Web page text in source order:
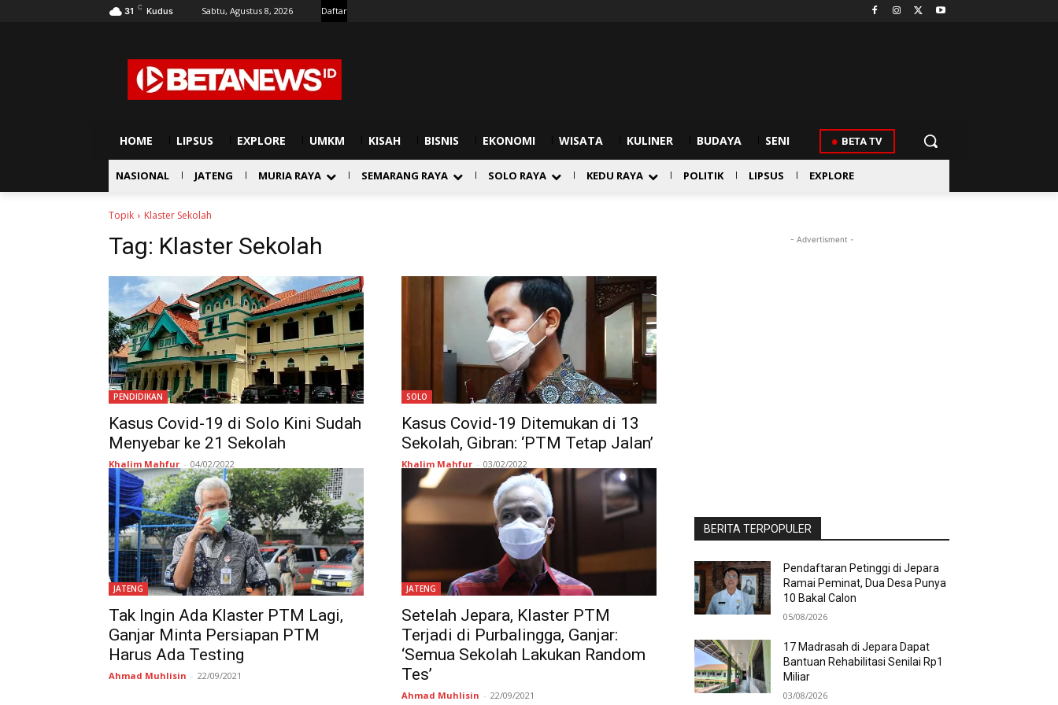
31 C Kudus Sabtu, Agustus 8, 2026 Daftar
HOME LIPSUS EXPLORE UMKM KISAH BISNIS EKONOMI WISATA KULINER BUDAYA SENI BETA TV
NASIONAL JATENG MURIA RAYA SEMARANG RAYA SOLO RAYA KEDU RAYA POLITIK LIPSUS EXPLORE
Topik Klaster Sekolah
Tag: Klaster Sekolah
PENDIDIKAN
Kasus Covid-19 di Solo Kini Sudah
Menyebar ke 21 Sekolah
Khalim Mahfur - 04/02/2022
SOLO
Kasus Covid-19 Ditemukan di 13
Sekolah, Gibran: ‘PTM Tetap Jalan’
Khalim Mahfur - 03/02/2022
JATENG
Tak Ingin Ada Klaster PTM Lagi,
Ganjar Minta Persiapan PTM
Harus Ada Testing
Ahmad Muhlisin - 22/09/2021
JATENG
Setelah Jepara, Klaster PTM
Terjadi di Purbalingga, Ganjar:
‘Semua Sekolah Lakukan Random
Tes’
Ahmad Muhlisin - 22/09/2021
- Advertisment -
BERITA TERPOPULER
Pendaftaran Petinggi di Jepara
Ramai Peminat, Dua Desa Punya
10 Bakal Calon
05/08/2026
17 Madrasah di Jepara Dapat
Bantuan Rehabilitasi Senilai Rp1
Miliar
03/08/2026